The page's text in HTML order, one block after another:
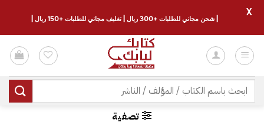
للمحتوى
البحث
عن:
تصفية
| شحن مجاني للطلبات +300 ريال | تغليف مجاني للطلبات +150 ريال |
X